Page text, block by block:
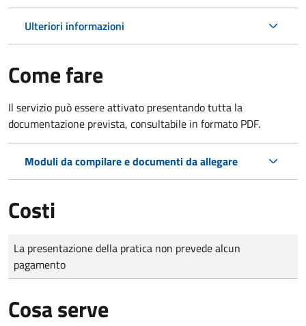
Ulteriori informazioni
Come fare
Il servizio può essere attivato presentando tutta la
documentazione prevista, consultabile in formato PDF.
Moduli da compilare e documenti da allegare
Costi
Tipo di pagamento
Importo
La presentazione della pratica non prevede alcun
pagamento
Cosa serve